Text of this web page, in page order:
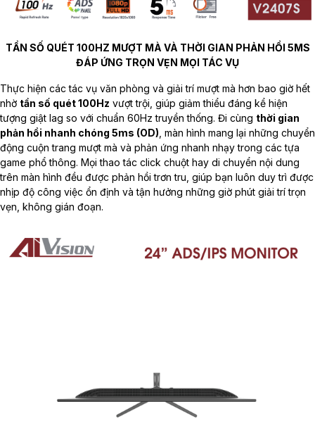
TẦN SỐ QUÉT 100HZ MƯỢT MÀ VÀ THỜI GIAN PHẢN HỒI 5MS
ĐÁP ỨNG TRỌN VẸN MỌI TÁC VỤ
Thực hiện các tác vụ văn phòng và giải trí mượt mà hơn bao giờ hết
nhờ tần số quét 100Hz vượt trội, giúp giảm thiểu đáng kể hiện
tượng giật lag so với chuẩn 60Hz truyền thống. Đi cùng thời gian
phản hồi nhanh chóng 5ms (OD) , màn hình mang lại những chuyển
động cuộn trang mượt mà và phản ứng nhanh nhạy trong các tựa
game phổ thông. Mọi thao tác click chuột hay di chuyển nội dung
trên màn hình đều được phản hồi trơn tru, giúp bạn luôn duy trì được
nhịp độ công việc ổn định và tận hưởng những giờ phút giải trí trọn
vẹn, không gián đoạn.